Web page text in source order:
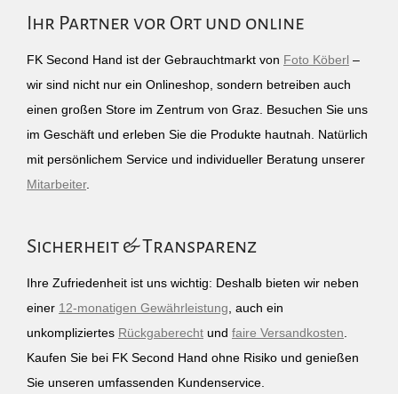
Ihr Partner vor Ort und online
FK Second Hand ist der Gebrauchtmarkt von Foto Köberl –
wir sind nicht nur ein Onlineshop, sondern betreiben auch
einen großen Store im Zentrum von Graz. Besuchen Sie uns
im Geschäft und erleben Sie die Produkte hautnah. Natürlich
mit persönlichem Service und individueller Beratung unserer
Mitarbeiter.
Sicherheit & Transparenz
Ihre Zufriedenheit ist uns wichtig: Deshalb bieten wir neben
einer 12-monatigen Gewährleistung , auch ein
unkompliziertes Rückgaberecht und faire Versandkosten
Kaufen Sie bei FK Second Hand ohne Risiko und genießen
Sie unseren umfassenden Kundenservice.